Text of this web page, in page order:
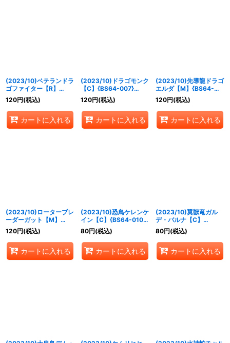
(2023/10)ベテランドラ
ゴファイター【R】
{BS64-006}《赤》
120円(税込)
カートに入れる
(2023/10)ドラゴモンク
【C】{BS64-007}
《赤》
120円(税込)
カートに入れる
(2023/10)先導龍ドラゴ
エルダ【M】{BS64-
008}《赤》
120円(税込)
カートに入れる
(2023/10)ローターブレ
ーダーガット【M】
{BS64-009}《赤》
120円(税込)
カートに入れる
(2023/10)恐鳥ケレンケ
イン【C】{BS64-010}
《赤》
80円(税込)
カートに入れる
(2023/10)翼獣竜ガル
デ・バルナ【C】
{BS64-011}《赤》
80円(税込)
カートに入れる